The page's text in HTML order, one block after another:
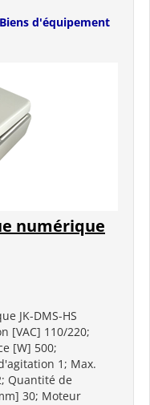
Biens d'équipement
numérique
JK-DMS-HS
[VAC] 110/220;
[W] 500;
1; Max.
Quantité de
30; Moteur